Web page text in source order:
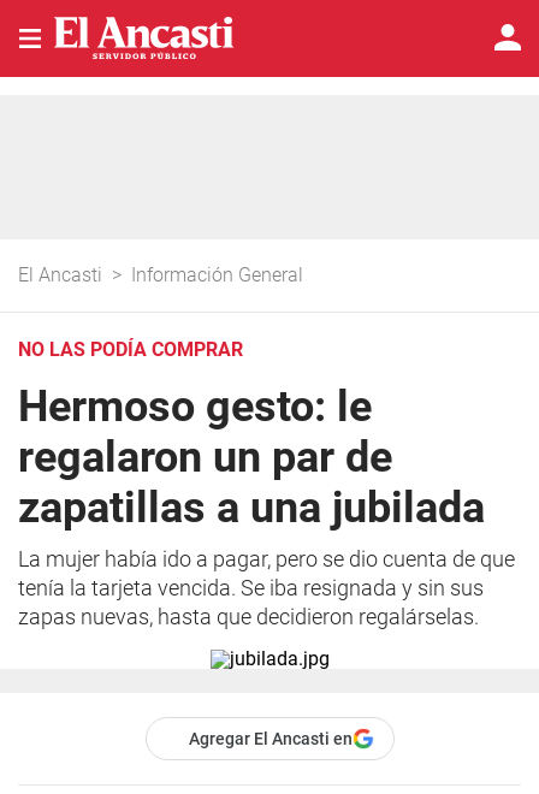
El Ancasti > Información General
NO LAS PODÍA COMPRAR
Hermoso gesto: le
regalaron un par de
zapatillas a una jubilada
La mujer había ido a pagar, pero se dio cuenta de que
tenía la tarjeta vencida. Se iba resignada y sin sus
zapas nuevas, hasta que decidieron regalárselas.
Agregar El Ancasti en